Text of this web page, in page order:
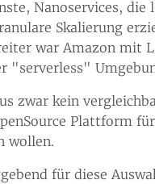
Nanoservices, die
Skalierung
war Amazon mit
"serverless"
zwar kein
Plattform
wollen.
für diese